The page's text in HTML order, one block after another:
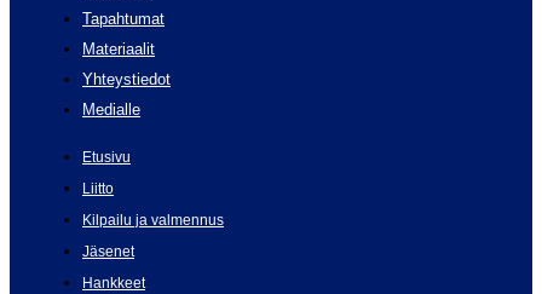
Tapahtumat
Materiaalit
Yhteystiedot
Medialle
Etusivu
Liitto
Kilpailu ja valmennus
Jäsenet
Hankkeet